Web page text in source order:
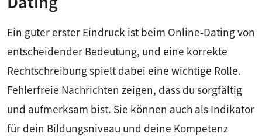
Ein guter erster Eindruck ist beim Online-Dating von
entscheidender Bedeutung, und eine korrekte
Rechtschreibung spielt dabei eine wichtige Rolle.
Fehlerfreie Nachrichten zeigen, dass du sorgfältig
und aufmerksam bist. Sie können auch als Indikator
für dein Bildungsniveau und deine Kompetenz